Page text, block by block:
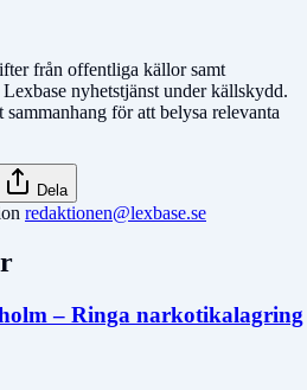
från offentliga källor samt
nyhetstjänst under källskydd.
för att belysa relevanta
Dela
redaktionen@lexbase.se
– Ringa narkotikalagring